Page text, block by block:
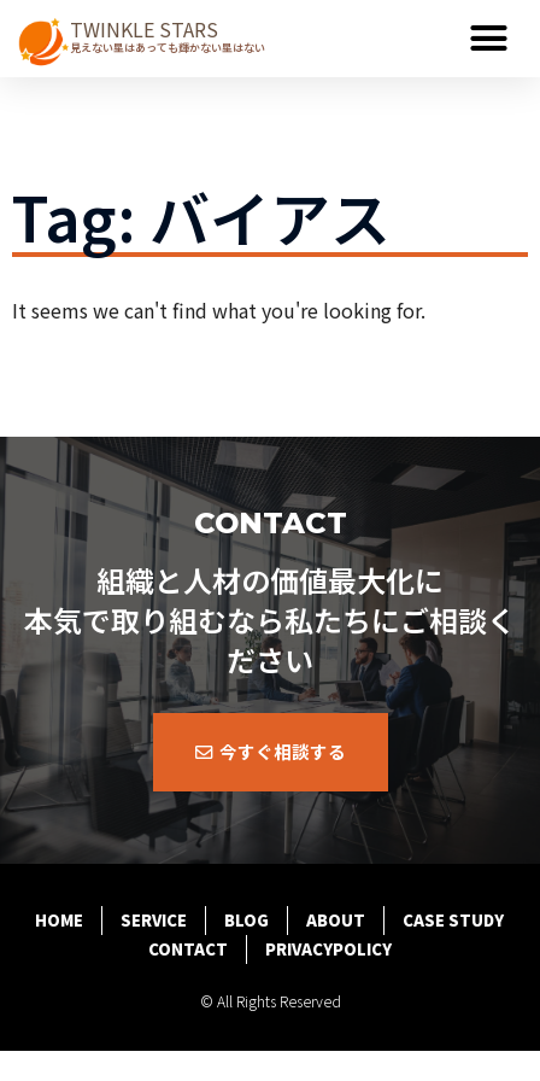
TWINKLE STARS
見えない星はあっても輝かない星はない
Tag: バイアス
It seems we can't find what you're looking for.
CONTACT
組織と人材の価値最大化に
本気で取り組むなら私たちにご相談く
ださい
今すぐ相談する
HOME SERVICE BLOG ABOUT
CASE STUDY
CONTACT
PRIVACYPOLICY
© All Rights Reserved